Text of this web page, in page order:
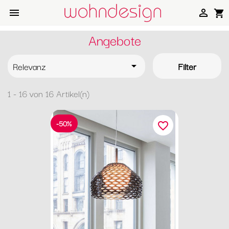
 shopping_cart

Angebote
Relevanz 
Filter
1 - 16 von 16 Artikel(n)
-50% favorite_border